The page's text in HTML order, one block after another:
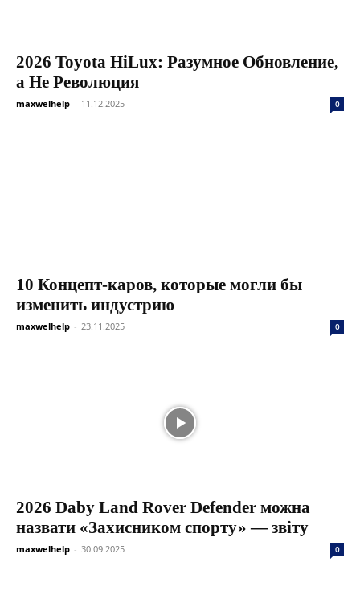
2026 Toyota HiLux: Разумное Обновление,
а Не Революция
maxwelhelp - 11.12.2025 0
10 Концепт-каров, которые могли бы
изменить индустрию
maxwelhelp - 23.11.2025 0
2026 Daby Land Rover Defender можна
назвати «Захисником спорту» — звіту
maxwelhelp - 30.09.2025 0